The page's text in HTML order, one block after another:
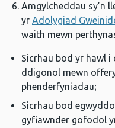
Amgylcheddau sy’n
yr Adolygiad
waith mewn
Sicrhau bod yr hawl i
ddigonol mewn
phenderfyniadau;
Sicrhau bod
gyfiawnder gofodol